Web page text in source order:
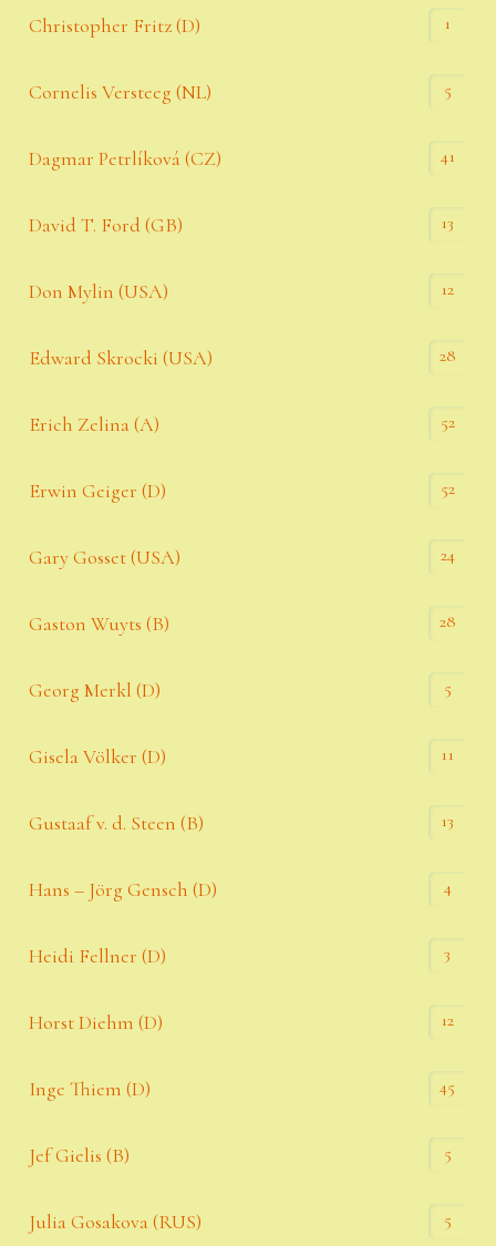
Christopher Fritz (D) 1
Cornelis Versteeg (NL) 5
Dagmar Petrlíková (CZ) 41
David T. Ford (GB) 13
Don Mylin (USA) 12
Edward Skrocki (USA) 28
Erich Zelina (A) 52
Erwin Geiger (D) 52
Gary Gosset (USA) 24
Gaston Wuyts (B) 28
Georg Merkl (D) 5
Gisela Völker (D) 11
Gustaaf v. d. Steen (B) 13
Hans – Jörg Gensch (D) 4
Heidi Fellner (D) 3
Horst Diehm (D) 12
Inge Thiem (D) 45
Jef Gielis (B) 5
Julia Gosakova (RUS) 5